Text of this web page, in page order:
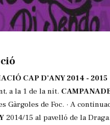
CAP D’ANY 2014 - 2015
a la 1 de la nit.
Gàrgoles de Foc. · A
2014/15 al pavelló de la